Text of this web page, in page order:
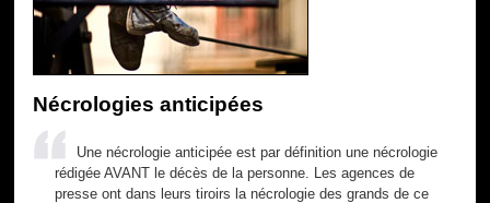
Nécrologies anticipées
Une nécrologie anticipée est par définition une nécrologie
rédigée AVANT le décès de la personne. Les agences de
presse ont dans leurs tiroirs la nécrologie des grands de ce